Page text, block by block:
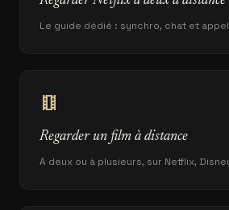
Le guide dédié : synchro, chat et
theaters
Regarder un film à distance
À deux ou à plusieurs, sur Netflix,